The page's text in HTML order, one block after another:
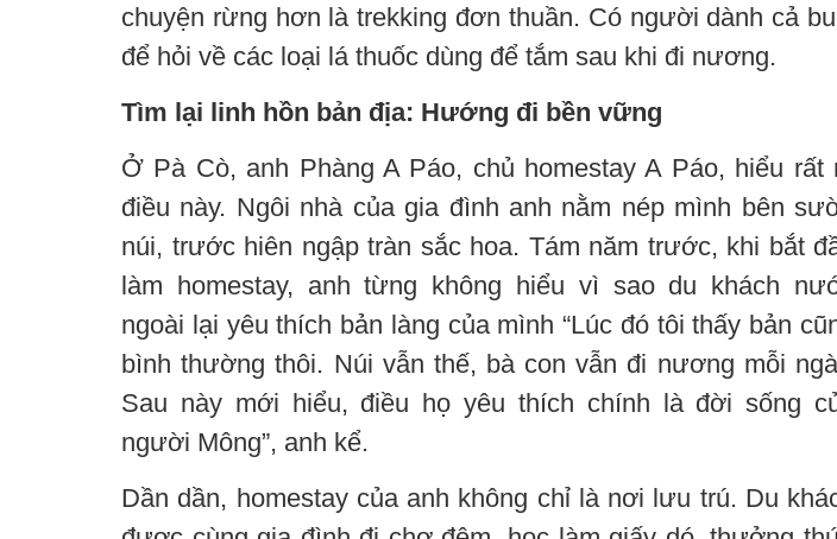
chuyện rừng hơn là trekking đơn thuần. Có người dành cả
để hỏi về các loại lá thuốc dùng để tắm sau khi đi nương.
Tìm lại linh hồn bản địa: Hướng đi bền vững
Ở Pà Cò, anh Phàng A Páo, chủ homestay A Páo, hiểu rất
điều này. Ngôi nhà của gia đình anh nằm nép mình bên
núi, trước hiên ngập tràn sắc hoa. Tám năm trước, khi bắt
làm homestay, anh từng không hiểu vì sao du khách
ngoài lại yêu thích bản làng của mình “Lúc đó tôi thấy bản
bình thường thôi. Núi vẫn thế, bà con vẫn đi nương mỗi
Sau này mới hiểu, điều họ yêu thích chính là đời sống
người Mông”, anh kể.
Dần dần, homestay của anh không chỉ là nơi lưu trú. Du